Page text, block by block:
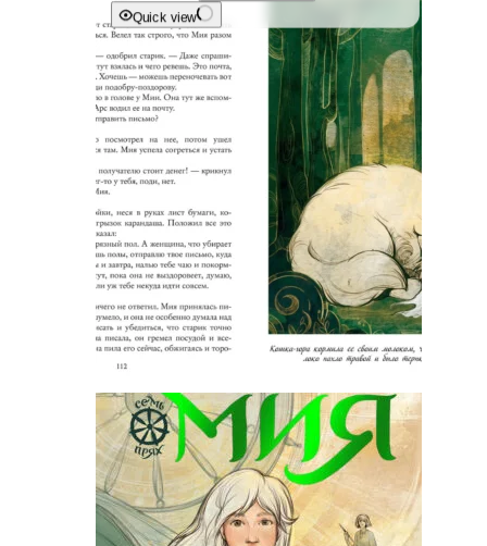
Quick view